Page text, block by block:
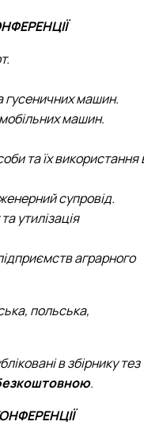
гусеничних машин.
машин.
та їх використання
супровід.
утилізація
аграрного
польська,
в збірнику тез
.